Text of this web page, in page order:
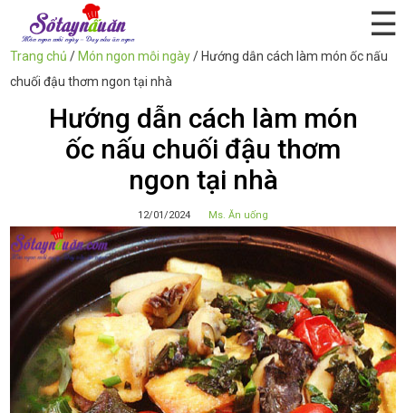
☰
Trang chủ / Món ngon mỗi ngày/ Hướng dẫn cách làm món ốc nấu
chuối đậu thơm ngon tại nhà
Hướng dẫn cách làm món
ốc nấu chuối đậu thơm
ngon tại nhà
12/01/2024 Ms. Ăn uống